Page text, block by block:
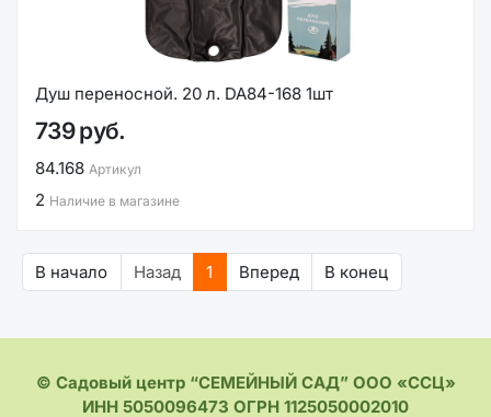
Душ переносной. 20 л. DA84-168 1шт
739 руб.
84.168 Артикул
2 Наличие в магазине
В начало Назад 1 Вперед В конец
© Садовый центр “СЕМЕЙНЫЙ САД” ООО «ССЦ»
ИНН 5050096473 ОГРН 1125050002010